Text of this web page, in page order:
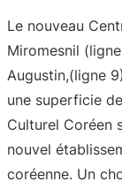
Le nouveau
Miromesnil
Augustin,(ligne
une superficie
Culturel Coréen
nouvel
coréenne. Un